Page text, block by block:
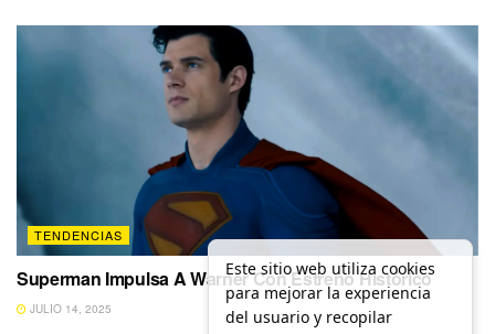
TENDENCIAS
Superman Impulsa A Warner Con Estreno Histórico
JULIO 14, 2025
Este sitio web utiliza cookies
para mejorar la experiencia
del usuario y recopilar